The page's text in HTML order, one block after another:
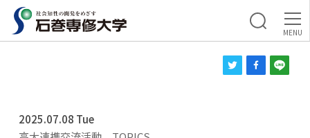
2025.07.08 Tue